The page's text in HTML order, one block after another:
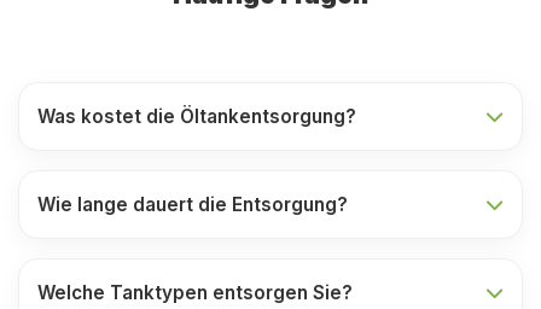
Was kostet die Öltankentsorgung?
Wie lange dauert die Entsorgung?
Welche Tanktypen entsorgen Sie?